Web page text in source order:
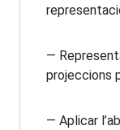
—
projeccions
— Aplicar